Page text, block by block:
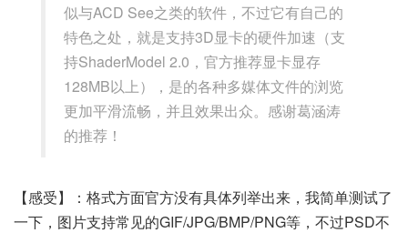
似与ACD See之类的软件，不过它有自己的
特色之处，就是支持3D显卡的硬件加速（支
持ShaderModel 2.0，官方推荐显卡显存
128MB以上），是的各种多媒体文件的浏览
更加平滑流畅，并且效果出众。感谢葛涵涛
的推荐！
【感受】：格式方面官方没有具体列举出来，我简单测试了
一下，图片支持常见的GIF/JPG/BMP/PNG等，不过PSD不